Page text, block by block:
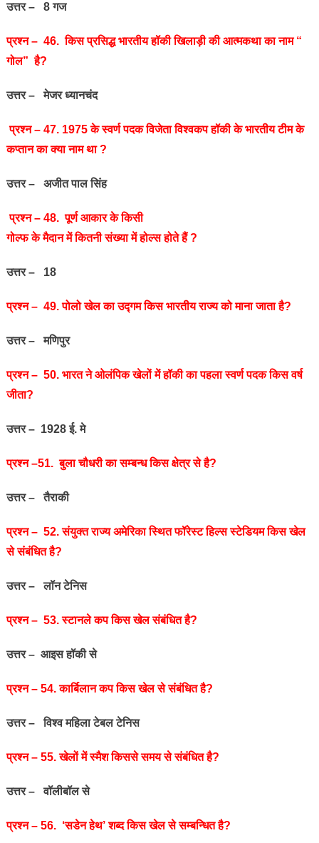
उत्तर – 8 गज
प्रश्‍न – 46. किस प्रसिद्ध भारतीय हॉकी खिलाड़ी की आत्मकथा का नाम “
गोल” है?
उत्तर – मेजर ध्यानचंद
प्रश्‍न – 47. 1975 के स्‍वर्ण पदक विजेता विश्‍वकप हॉकी के भारतीय टीम के
कप्‍तान का क्या नाम था ?
उत्तर – अजीत पाल सिंह
प्रश्‍न – 48. पूर्ण आकार के किसी
गोल्‍फ के मैदान में कितनी संख्‍या में होल्‍स होते हैं ?
उत्तर – 18
प्रश्‍न – 49. पोलो खेल का उद्गम किस भारतीय राज्य को माना जाता है?
उत्तर – मणिपुर
प्रश्‍न – 50. भारत ने ओलंपिक खेलों में हॉकी का पहला स्वर्ण पदक किस वर्ष
जीता?
उत्तर – 1928 ई. मे
प्रश्‍न –51. बुला चौधरी का सम्बन्ध किस क्षेत्र से है?
उत्तर – तैराकी
प्रश्‍न – 52. संयुक्त राज्य अमेरिका स्थित फॉरेस्ट हिल्स स्टेडियम किस खेल
से संबंधित है?
उत्तर – लॉन टेनिस
प्रश्‍न – 53. स्टानले कप किस खेल संबंधित है?
उत्तर – आइस हॉकी से
प्रश्‍न – 54. कार्बिलान कप किस खेल से संबंधित है?
उत्तर – विश्व महिला टेबल टेनिस
प्रश्‍न – 55. खेलों में स्मैश किससे समय से संबंधित है?
उत्तर – वॉलीबॉल से
प्रश्‍न – 56. ‘सडेन हेथ’ शब्द किस खेल से सम्बन्धित है?